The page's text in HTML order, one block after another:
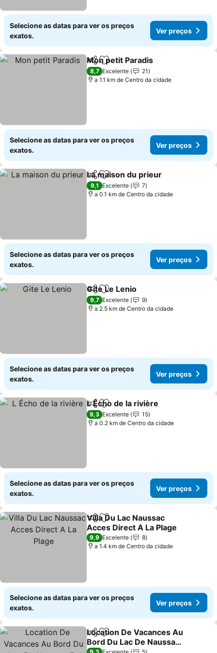
Selecione as datas para ver os preços
exatos.
Ver preços
PartilharAdicionar aos favoritos
Mon petit Paradis
8,7 Excelente
21
a 1.1 km de Centro da cidade
Selecione as datas para ver os preços
exatos.
Ver preços
PartilharAdicionar aos favoritos
La maison du prieur
9,1 Excelente
7
a 0.1 km de Centro da cidade
Selecione as datas para ver os preços
exatos.
Ver preços
PartilharAdicionar aos favoritos
Gite Le Lenio
9,7 Excelente
9
a 2.5 km de Centro da cidade
Selecione as datas para ver os preços
exatos.
Ver preços
PartilharAdicionar aos favoritos
L Écho de la rivière
9,3 Excelente
15
a 0.2 km de Centro da cidade
Selecione as datas para ver os preços
exatos.
Ver preços
PartilharAdicionar aos favoritos
Villa Du Lac Naussac
Acces Direct A La Plage
9,9 Excelente
8
a 1.4 km de Centro da cidade
Selecione as datas para ver os preços
exatos.
Ver preços
PartilharAdicionar aos favoritos
Location De Vacances Au
Bord Du Lac De Naussac